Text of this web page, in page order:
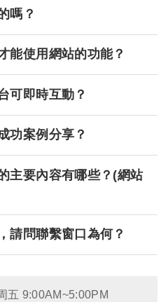
嗎？
能使用網站的功能？
可即時互動？
功案例分享？
主要內容有哪些？(網站
請問聯繫窗口為何？
五 9:00AM~5:00PM